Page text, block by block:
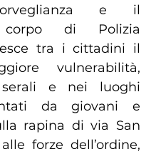
e il
corpo di Polizia
tra i cittadini il
vulnerabilità,
e nei luoghi
da giovani e
rapina di via San
forze dell’ordine,